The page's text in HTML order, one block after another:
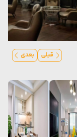
قبلی بعدی